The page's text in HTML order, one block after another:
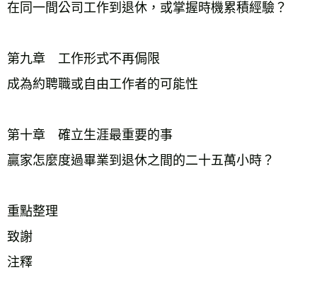
在同一間公司工作到退休，或掌握時機累積經驗？
第九章　工作形式不再侷限
成為約聘職或自由工作者的可能性
第十章　確立生涯最重要的事
贏家怎麼度過畢業到退休之間的二十五萬小時？
重點整理
致謝
注釋